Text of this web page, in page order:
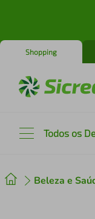
Shopping
Todos os
Beleza e